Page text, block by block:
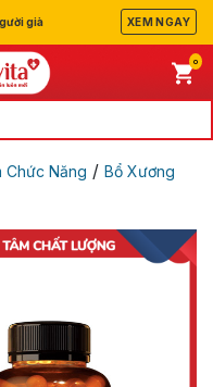
già XEM NGAY
0
Chức Năng / Bổ Xương